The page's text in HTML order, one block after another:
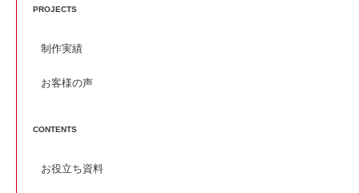
PROJECTS
制作実績
お客様の声
CONTENTS
お役立ち資料